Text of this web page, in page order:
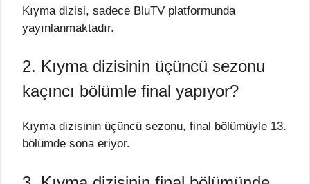
Kıyma dizisi, sadece BluTV platformunda
yayınlanmaktadır.
2. Kıyma dizisinin üçüncü sezonu
kaçıncı bölümle final yapıyor?
Kıyma dizisinin üçüncü sezonu, final bölümüyle 13.
bölümde sona eriyor.